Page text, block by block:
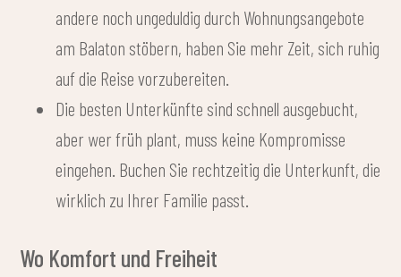
andere noch ungeduldig durch Wohnungsangebote
am Balaton stöbern, haben Sie mehr Zeit, sich ruhig
auf die Reise vorzubereiten.
Die besten Unterkünfte sind schnell ausgebucht,
aber wer früh plant, muss keine Kompromisse
eingehen. Buchen Sie rechtzeitig die Unterkunft, die
wirklich zu Ihrer Familie passt.
Wo Komfort und Freiheit